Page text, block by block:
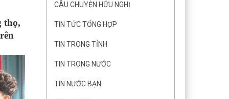
thọ,
CÂU CHUYỆN HỮU NGHỊ
TIN TỨC TỔNG HỢP
TIN TRONG TỈNH
TIN TRONG NƯỚC
TIN NƯỚC BẠN